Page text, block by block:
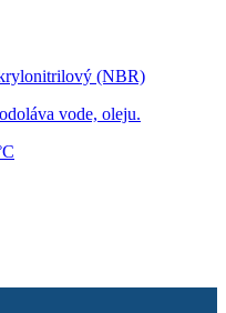
(NBR)
vode, oleju.